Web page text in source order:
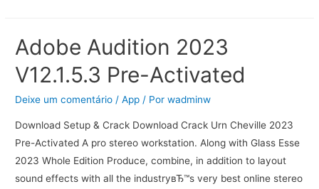
Adobe Audition 2023
V12.1.5.3 Pre-Activated
Deixe um comentário /App / Porwadminw
Download Setup & Crack Download Crack Urn Cheville 2023
Pre-Activated A pro stereo workstation. Along with Glass Esse
2023 Whole Edition Produce, combine, in addition to layout
sound effects with all the industryвЂ™s very best online stereo